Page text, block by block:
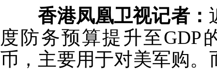
香港凤凰卫视记者：
度防务预算提升至GDP
币，主要用于对美军购